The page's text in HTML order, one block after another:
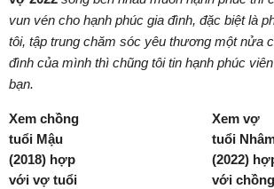
vun vén cho hạnh phúc gia đình, đặc biệt là
tôi, tập trung chăm sóc yêu thương một nửa
đình của mình thì chũng tôi tin hạnh phúc
bạn.
Xem chồng
tuổi Mậu
(2018) hợp
với vợ tuổi
Xem vợ
tuổi
(2022)
với chồng